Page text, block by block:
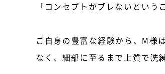
「コンセプトがブレないという
ご自身の豊富な経験から、M様
なく、細部に至るまで上質で洗